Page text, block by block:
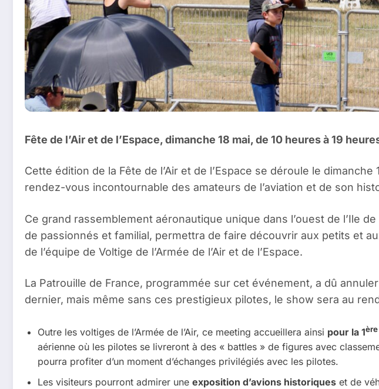
Fête de l’Air et de l’Espace, dimanche 18 mai, de 10 heures à 19
Cette édition de la Fête de l’Air et de l’Espace se déroule le
rendez-vous incontournable des amateurs de l’aviation et de son
Ce grand rassemblement aéronautique unique dans l’ouest de l’Ile
de passionnés et familial, permettra de faire découvrir aux petits et
de l’équipe de Voltige de l’Armée de l’Air et de l’Espace.
La Patrouille de France, programmée sur cet événement, a dû
dernier, mais même sans ces prestigieux pilotes, le show sera au
Outre les voltiges de l’Armée de l’Air, ce meeting accueillera ainsi pour la 1ère
aérienne où les pilotes se livreront à des « battles » de figures avec
pourra profiter d’un moment d’échanges privilégiés avec les pilotes.
Les visiteurs pourront admirer une exposition d’avions historiques et de